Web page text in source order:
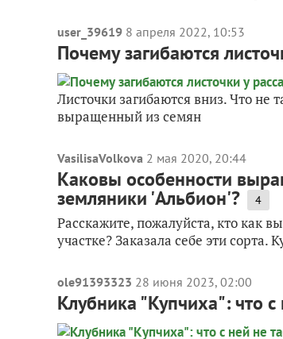
user_39619 8 апреля 2022, 10:53
Почему загибаются
Листочки загибаются вниз. Что не
выращенный из семян
VasilisaVolkova 2 мая 2020, 20:44
Каковы особенности
земляники 'Альбион'? 4
Расскажите, пожалуйста, кто как
участке? Заказала себе эти
ole91393323 28 июня 2023, 02:00
Клубника "Купчиха": что с